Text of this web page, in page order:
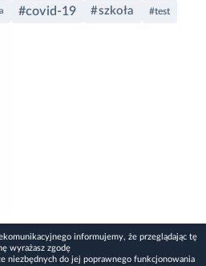
#covid-19 #szkoła #test
informujemy, że przeglądając tę
wyrażasz zgodę
niezbędnych do jej poprawnego funkcjonowania